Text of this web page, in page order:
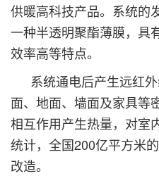
供暖高科技产品。系统
一种半透明聚酯薄膜，具
效率高等特点。
系统通电后产生远红
面、地面、墙面及家具等
相互作用产生热量，对
统计，全国200亿平方米
改造。